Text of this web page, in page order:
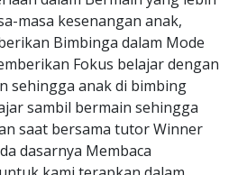
masa kesenangan anak,
Bimbinga dalam Mode
Fokus belajar dengan
sehingga anak di bimbing
sambil bermain sehingga
saat bersama tutor Winner
dasarnya Membaca